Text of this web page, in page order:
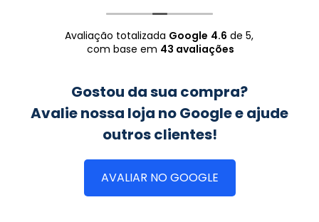
Avaliação totalizada Google 4.6 de 5,
com base em 43 avaliações
Gostou da sua compra?
Avalie nossa loja no Google e ajude
outros clientes!
AVALIAR NO GOOGLE